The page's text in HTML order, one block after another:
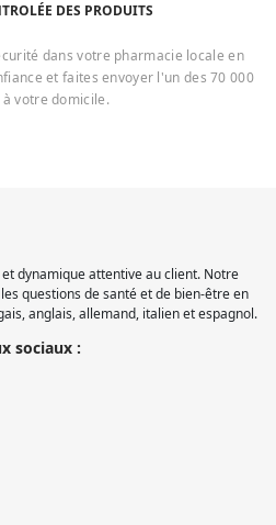
DES PRODUITS
dans votre pharmacie locale en
et faites envoyer l'un des 70 000
votre domicile.
dynamique attentive au client. Notre
questions de santé et de bien-être en
anglais, allemand, italien et espagnol.
sociaux :